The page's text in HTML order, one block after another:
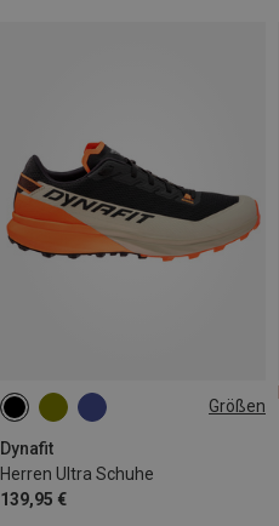
Größen
Dynafit
Herren Ultra Schuhe
139,95 €